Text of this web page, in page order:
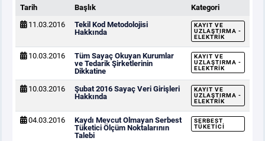
Tarih Başlık
Kategori
11.03.2016
Tekil Kod Metodolojisi
Hakkında
KAYIT VE
UZLAŞTIRMA -
ELEKTRIK
10.03.2016
Tüm Sayaç Okuyan Kurumlar
ve Tedarik Şirketlerinin
Dikkatine
KAYIT VE
UZLAŞTIRMA -
ELEKTRIK
10.03.2016
Şubat 2016 Sayaç Veri Girişleri
Hakkında
KAYIT VE
UZLAŞTIRMA -
ELEKTRIK
04.03.2016
Kaydı Mevcut Olmayan Serbest
Tüketici Ölçüm Noktalarının
Talebi
SERBEST
TÜKETICI